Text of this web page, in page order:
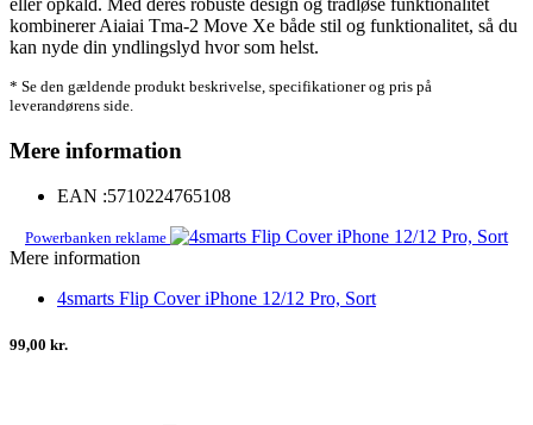
kombinerer Aiaiai Tma-2 Move Xe både stil og funktionalitet, så du
kan nyde din yndlingslyd hvor som helst.
* Se den gældende produkt beskrivelse, specifikationer og pris på
leverandørens side.
Mere information
EAN :5710224765108
Powerbanken reklame
Mere information
4smarts Flip Cover iPhone 12/12 Pro, Sort
99,00 kr.